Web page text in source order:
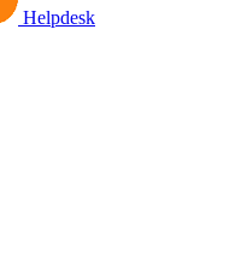
Helpdesk